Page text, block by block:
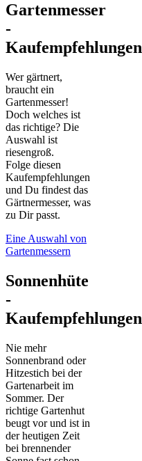
Gartenmesser
-
Kaufempfehlungen
Wer gärtnert,
braucht ein
Gartenmesser!
Doch welches ist
das richtige? Die
Auswahl ist
riesengroß.
Folge diesen
Kaufempfehlungen
und Du findest das
Gärtnermesser, was
zu Dir passt.
Eine Auswahl von
Gartenmessern
Sonnenhüte
-
Kaufempfehlungen
Nie mehr
Sonnenbrand oder
Hitzestich bei der
Gartenarbeit im
Sommer. Der
richtige Gartenhut
beugt vor und ist in
der heutigen Zeit
bei brennender